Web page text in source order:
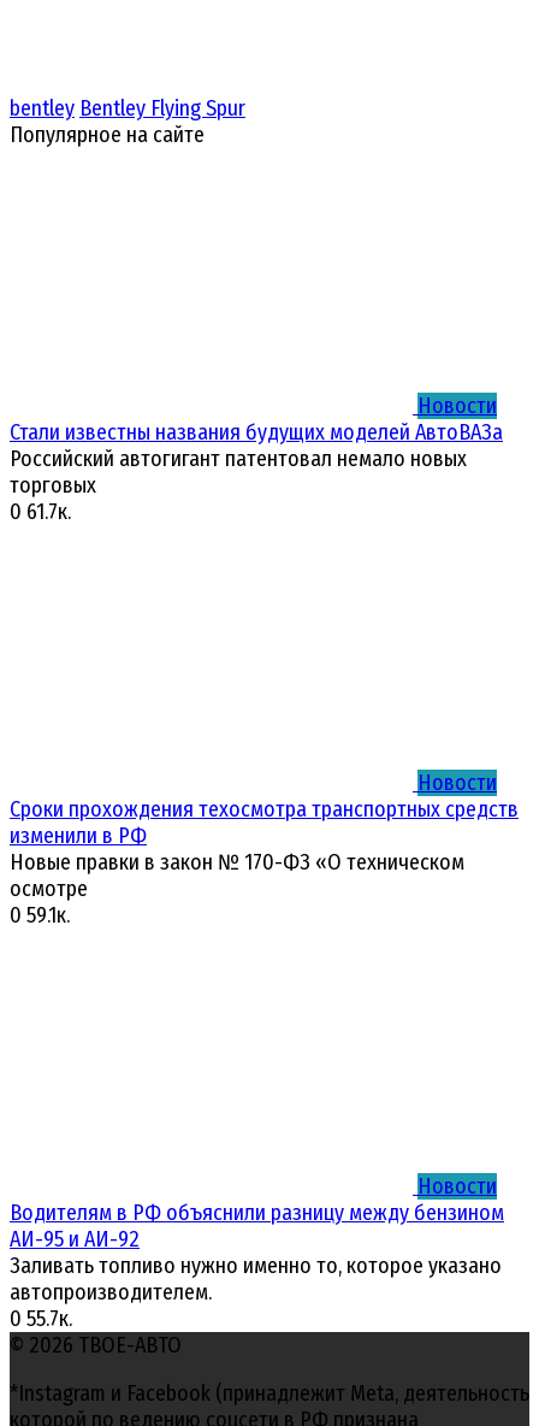
bentley Bentley Flying Spur
Популярное на сайте
Новости
Стали известны названия будущих моделей АвтоВАЗа
Российский автогигант патентовал немало новых
торговых
0 61.7к.
Новости
Сроки прохождения техосмотра транспортных средств
изменили в РФ
Новые правки в закон № 170-ФЗ «О техническом
осмотре
0 59.1к.
Новости
Водителям в РФ объяснили разницу между бензином
АИ-95 и АИ-92
Заливать топливо нужно именно то, которое указано
автопроизводителем.
0 55.7к.
© 2026 ТВОЕ-АВТО
*Instagram и Facebook (принадлежит Meta, деятельность
которой по ведению соцсети в РФ признана